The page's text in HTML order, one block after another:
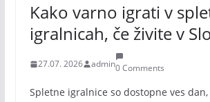
Kako varno igrati v
igralnicah, če živite v
27.07. 2026 admin0 Comments
Spletne igralnice so dostopne ves